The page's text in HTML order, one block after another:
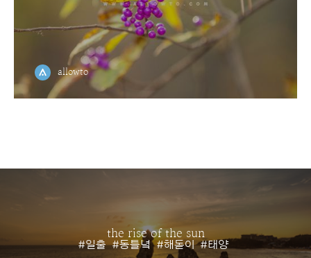
allowto
the rise of the sun
#일출 #동틀녘 #해돋이 #태양